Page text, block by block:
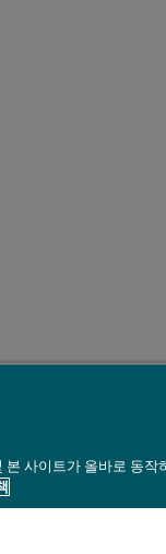
사이트가 올바로 동